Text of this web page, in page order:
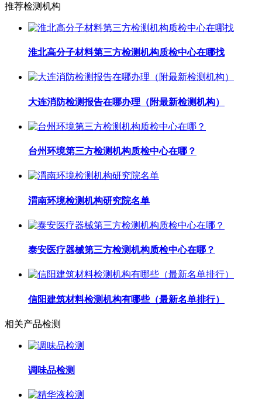
推荐检测机构
淮北高分子材料第三方检测机构质检中心在哪找
大连消防检测报告在哪办理（附最新检测机构）
台州环境第三方检测机构质检中心在哪？
渭南环境检测机构研究院名单
泰安医疗器械第三方检测机构质检中心在哪？
信阳建筑材料检测机构有哪些（最新名单排行）
相关产品检测
调味品检测